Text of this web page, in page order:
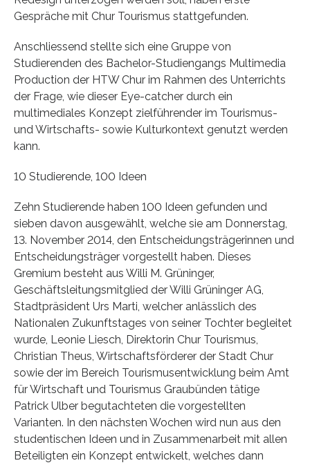
Gespräche mit Chur Tourismus stattgefunden.
Anschliessend stellte sich eine Gruppe von
Studierenden des Bachelor-Studiengangs Multimedia
Production der HTW Chur im Rahmen des Unterrichts
der Frage, wie dieser Eye-catcher durch ein
multimediales Konzept zielführender im Tourismus-
und Wirtschafts- sowie Kulturkontext genutzt werden
kann.
10 Studierende, 100 Ideen
Zehn Studierende haben 100 Ideen gefunden und
sieben davon ausgewählt, welche sie am Donnerstag,
13. November 2014, den Entscheidungsträgerinnen und
Entscheidungsträger vorgestellt haben. Dieses
Gremium besteht aus Willi M. Grüninger,
Geschäftsleitungsmitglied der Willi Grüninger AG,
Stadtpräsident Urs Marti, welcher anlässlich des
Nationalen Zukunftstages von seiner Tochter begleitet
wurde, Leonie Liesch, Direktorin Chur Tourismus,
Christian Theus, Wirtschaftsförderer der Stadt Chur
sowie der im Bereich Tourismusentwicklung beim Amt
für Wirtschaft und Tourismus Graubünden tätige
Patrick Ulber begutachteten die vorgestellten
Varianten. In den nächsten Wochen wird nun aus den
studentischen Ideen und in Zusammenarbeit mit allen
Beteiligten ein Konzept entwickelt, welches dann